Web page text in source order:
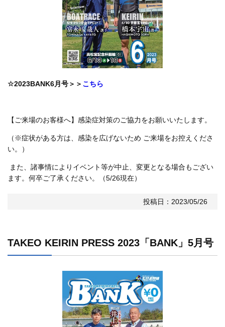
☆2023BANK6月号＞＞ こちら
【ご来場のお客様へ】感染症対策のご協力をお願いいたします。
（※症状がある方は、感染を広げないため ご来場をお控えくださ
い。）
また、諸事情によりイベント等が中止、変更となる場合もござい
ます。何卒ご了承ください。（5/26現在）
投稿日：2023/05/26
TAKEO KEIRIN PRESS 2023「BANK」5月号